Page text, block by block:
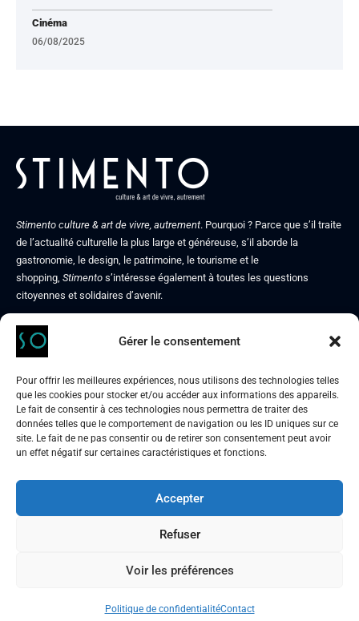
Gérer le consentement
Pour offrir les meilleures expériences, nous utilisons des technologies telles
que les cookies pour stocker et/ou accéder aux informations des appareils.
Le fait de consentir à ces technologies nous permettra de traiter des
données telles que le comportement de navigation ou les ID uniques sur ce
site. Le fait de ne pas consentir ou de retirer son consentement peut avoir
un effet négatif sur certaines caractéristiques et fonctions.
Accepter
Refuser
Voir les préférences
Politique de confidentialitéContact
Cinéma
06/08/2025
Stimento culture & art de vivre, autrement. Pourquoi ? Parce que s’il traite
de l’actualité culturelle la plus large et généreuse, s’il aborde la
gastronomie, le design, le patrimoine, le tourisme et le
shopping, Stimento s’intéresse également à toutes les questions
citoyennes et solidaires d’avenir.
Contact
Politique de confidentialité
À propos de nous